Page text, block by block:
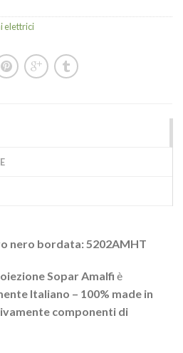
elettrici
nero bordata: 5202AMHT
Sopar Amalfi è
Italiano – 100% made in
componenti di